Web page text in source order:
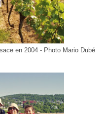
en 2004 - Photo Mario Dubé